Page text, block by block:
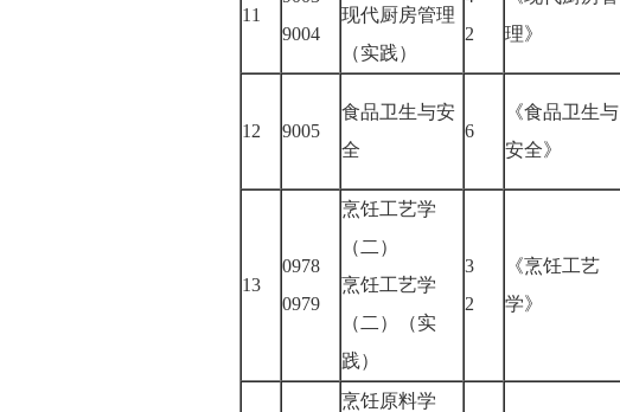
11
9004
现代厨房管理
（实践）
2
理》
12 9005
食品卫生与安
全
6
《食品卫生与
安全》
13
0978
0979
烹饪工艺学
（二）
烹饪工艺学
（二）（实
践）
3
2
《烹饪工艺
学》
烹饪原料学